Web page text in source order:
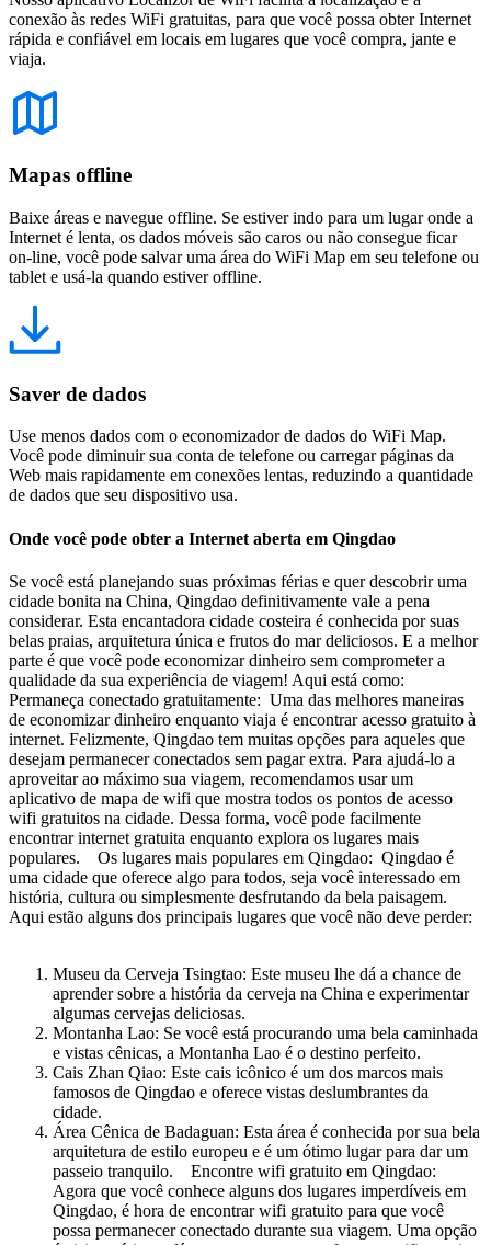
conexão às redes WiFi gratuitas, para que você possa obter Internet
rápida e confiável em locais em lugares que você compra, jante e
viaja.
Mapas offline
Baixe áreas e navegue offline. Se estiver indo para um lugar onde a
Internet é lenta, os dados móveis são caros ou não consegue ficar
on-line, você pode salvar uma área do WiFi Map em seu telefone ou
tablet e usá-la quando estiver offline.
Saver de dados
Use menos dados com o economizador de dados do WiFi Map.
Você pode diminuir sua conta de telefone ou carregar páginas da
Web mais rapidamente em conexões lentas, reduzindo a quantidade
de dados que seu dispositivo usa.
Onde você pode obter a Internet aberta em Qingdao
Se você está planejando suas próximas férias e quer descobrir uma
cidade bonita na China, Qingdao definitivamente vale a pena
considerar. Esta encantadora cidade costeira é conhecida por suas
belas praias, arquitetura única e frutos do mar deliciosos. E a melhor
parte é que você pode economizar dinheiro sem comprometer a
qualidade da sua experiência de viagem! Aqui está como:
Permaneça conectado gratuitamente: Uma das melhores maneiras
de economizar dinheiro enquanto viaja é encontrar acesso gratuito à
internet. Felizmente, Qingdao tem muitas opções para aqueles que
desejam permanecer conectados sem pagar extra. Para ajudá-lo a
aproveitar ao máximo sua viagem, recomendamos usar um
aplicativo de mapa de wifi que mostra todos os pontos de acesso
wifi gratuitos na cidade. Dessa forma, você pode facilmente
encontrar internet gratuita enquanto explora os lugares mais
populares. Os lugares mais populares em Qingdao: Qingdao é
uma cidade que oferece algo para todos, seja você interessado em
história, cultura ou simplesmente desfrutando da bela paisagem.
Aqui estão alguns dos principais lugares que você não deve perder:
Museu da Cerveja Tsingtao: Este museu lhe dá a chance de
aprender sobre a história da cerveja na China e experimentar
algumas cervejas deliciosas.
Montanha Lao: Se você está procurando uma bela caminhada
e vistas cênicas, a Montanha Lao é o destino perfeito.
Cais Zhan Qiao: Este cais icônico é um dos marcos mais
famosos de Qingdao e oferece vistas deslumbrantes da
cidade.
Área Cênica de Badaguan: Esta área é conhecida por sua bela
arquitetura de estilo europeu e é um ótimo lugar para dar um
passeio tranquilo. Encontre wifi gratuito em Qingdao:
Agora que você conhece alguns dos lugares imperdíveis em
Qingdao, é hora de encontrar wifi gratuito para que você
possa permanecer conectado durante sua viagem. Uma opção